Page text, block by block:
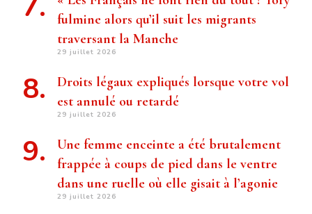
fulmine alors qu’il suit les migrants
traversant la Manche
29 juillet 2026
Droits légaux expliqués lorsque votre vol
est annulé ou retardé
29 juillet 2026
Une femme enceinte a été brutalement
frappée à coups de pied dans le ventre
dans une ruelle où elle gisait à l’agonie
29 juillet 2026